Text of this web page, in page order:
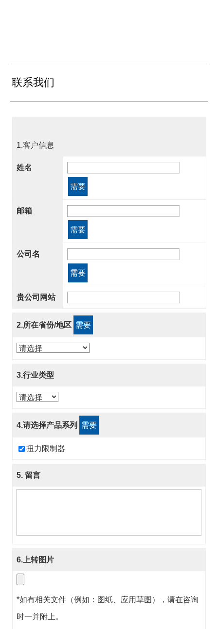
联系我们
1.客户信息
姓名
需要
邮箱
需要
公司名
需要
贵公司网站
2.所在省份/地区 需要
3.行业类型
4.请选择产品系列 需要
扭力限制器
5. 留言
6.上转图片
*如有相关文件（例如：图纸、应用草图），请在咨询
时一并附上。